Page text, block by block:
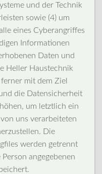
und der Technik
sowie (4) um
eines Cyberangriffes
Informationen
Daten und
Heller Haustechnik
mit dem Ziel
die Datensicherheit
um letztlich ein
uns verarbeiteten
Die
werden getrennt
angegebenen